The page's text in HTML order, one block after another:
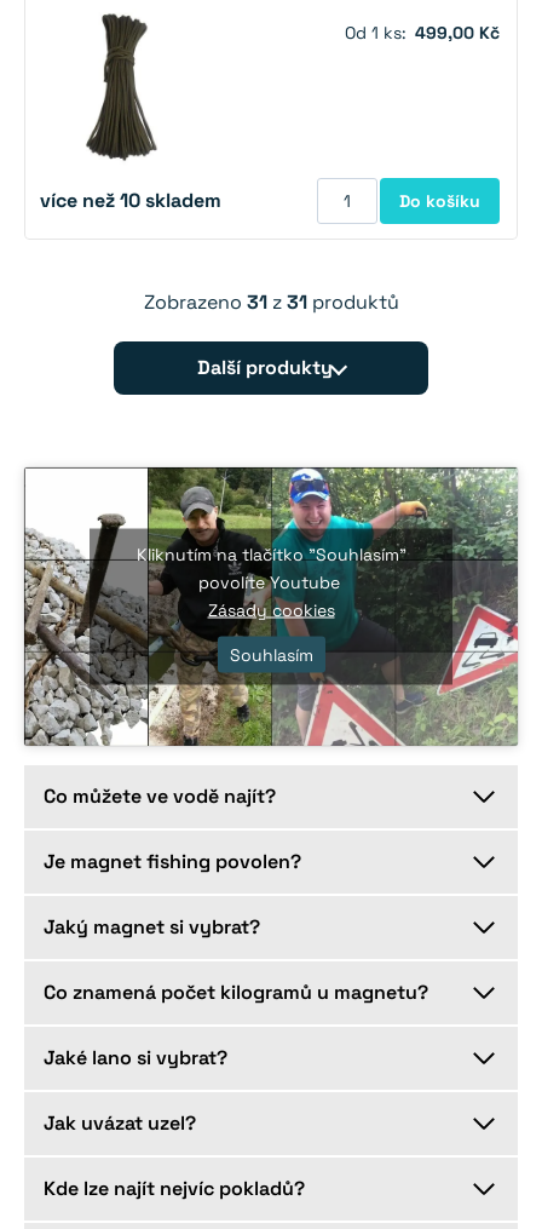
Od 1 ks: 499,00 Kč
více než 10 skladem Do košíku
Zobrazeno 31z31produktů
Další produkty
Kliknutím na tlačítko "Souhlasím"
povolíte Youtube
Zásady cookies
Souhlasím
Co můžete ve vodě najít?
Je magnet fishing povolen?
Jaký magnet si vybrat?
Co znamená počet kilogramů u magnetu?
Jaké lano si vybrat?
Jak uvázat uzel?
Kde lze najít nejvíc pokladů?